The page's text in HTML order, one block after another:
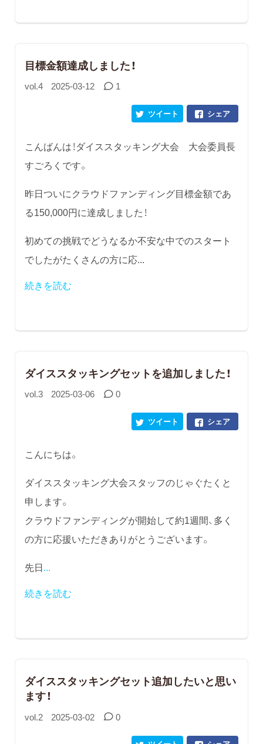
目標金額達成しました！
vol.4 2025-03-12 1
シェア
ツイート
こんばんは！ダイススタッキング大会 大会委員長
すごろくです。
昨日ついにクラウドファンディング目標金額であ
る150,000円に達成しました！
初めての挑戦でどうなるか不安な中でのスタート
でしたがたくさんの方に応...
続きを読む
ダイススタッキングセットを追加しました！
vol.3 2025-03-06 0
シェア
ツイート
こんにちは。
ダイススタッキング大会スタッフのじゃぐたくと
申します。
クラウドファンディングが開始して約1週間、多く
の方に応援いただきありがとうございます。
先日...
続きを読む
ダイススタッキングセット追加したいと思い
ます！
vol.2 2025-03-02 0